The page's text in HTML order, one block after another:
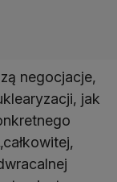
negocjacje,
jak